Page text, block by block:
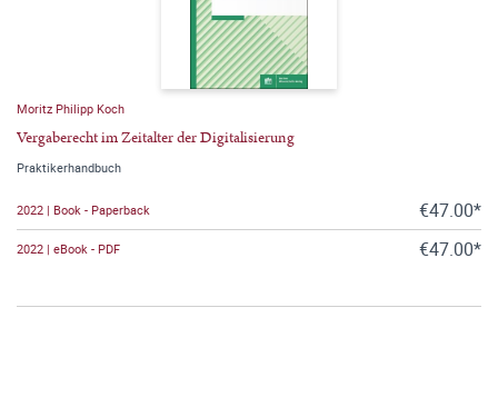
Moritz Philipp Koch
Vergaberecht im Zeitalter der Digitalisierung
Praktikerhandbuch
2022 | Book - Paperback €47.00*
2022 | eBook - PDF €47.00*